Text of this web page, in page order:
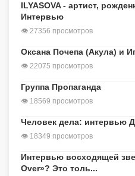
ILYASOVA - артист,
Интервью
👁 27356 просмотров
Оксана Почепа (Акула) и
👁 22075 просмотров
Группа Пропаганда
👁 18569 просмотров
Человек дела: интервью
👁 18349 просмотров
Интервью восходящей
Over»? Это толь...